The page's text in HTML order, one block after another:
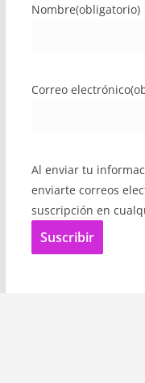
Nombre(obligatorio)
Correo electrónico
Al enviar tu
enviarte correos
suscripción en
Suscribir